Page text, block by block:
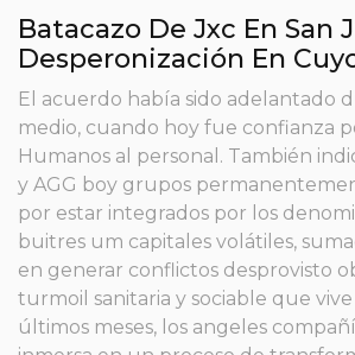
Batacazo De Jxc En San
Desperonización En
El acuerdo había sido adelantado
medio, cuando hoy fue confianza
Humanos al personal. También
y AGG boy grupos
por estar integrados por los
buitres um capitales volátiles,
en generar conflictos desprovisto
turmoil sanitaria y sociable que vive
últimos meses, los angeles